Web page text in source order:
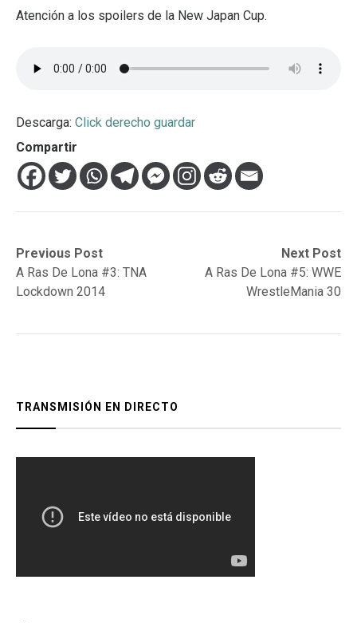
Atención a los spoilers de la New Japan Cup.
Descarga: Click derecho guardar
Compartir
Navegación
de
entradas
Previous Post
Previous
post:A Ras De Lona #3: TNA
Lockdown 2014
Next Post
Next
post:
A Ras De Lona #5: WWE
WrestleMania 30
TRANSMISIÓN EN DIRECTO